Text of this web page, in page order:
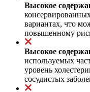
Высокое
вариантах, что
повышенному
Высокое
используемых
уровень
сосудистых